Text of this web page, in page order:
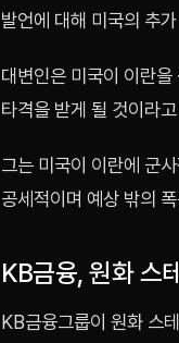
발언에 대해 미국의 추
대변인은 미국이 이란을
타격을 받게 될 것이라
그는 미국이 이란에 군
공세적이며 예상 밖의
KB금융, 원화 스
KB금융그룹이 원화 스